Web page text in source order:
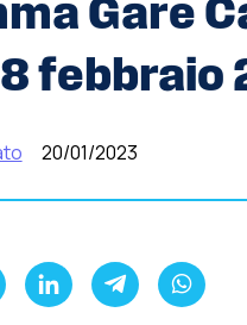
Gare
18
20/01/2023